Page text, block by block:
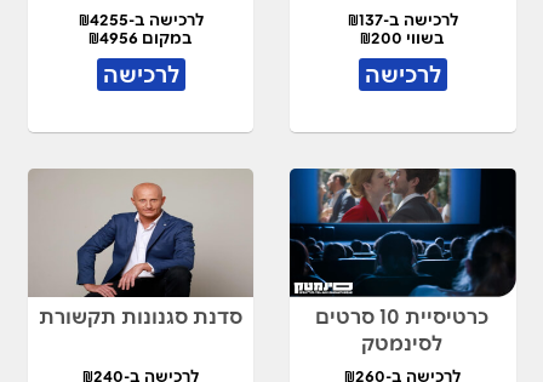
לרכישה ב-₪137
בשווי ₪200
לרכישה
לרכישה ב-₪4255
במקום ₪4956
לרכישה
כרטיסיית 10 סרטים
לסינמטק
לרכישה ב-₪260
סדנת סגנונות תקשורת
לרכישה ב-₪240